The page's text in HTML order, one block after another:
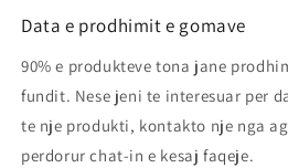
Data e prodhimit e gomave
90% e produkteve tona jane
fundit. Nese jeni te interesuar per
te nje produkti, kontakto nje nga
perdorur chat-in e kesaj faqeje.